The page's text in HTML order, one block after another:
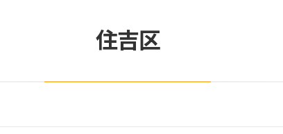
住吉区